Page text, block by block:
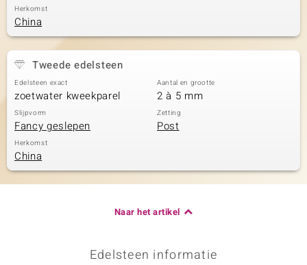
Herkomst
China
Tweede edelsteen
Edelsteen exact
zoetwater kweekparel
Aantal en grootte
2 à 5 mm
Slijpvorm
Fancy geslepen
Zetting
Post
Herkomst
China
Naar het artikel
Edelsteen informatie